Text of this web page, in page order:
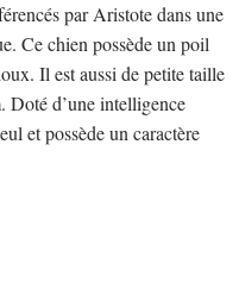
par Aristote dans une
Ce chien possède un poil
Il est aussi de petite taille
Doté d’une intelligence
et possède un caractère